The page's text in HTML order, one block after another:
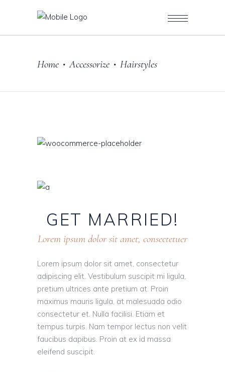
Home • Accessorize • Hairstyles
GET MARRIED!
Lorem ipsum dolor sit amet, consectetuer
Lorem ipsum dolor sit amet, consectetur
adipiscing elit. Vestibulum suscipit mi ligula,
pretium ultrices ante pretium at. Proin
maximus mauris ligula, at malesuada odio
consectetur et. Nulla facilisi. Etiam et
tempus turpis. Nam tempor lectus non velit
faucibus dapibus. Proin at ex id massa
eleifend suscipit.